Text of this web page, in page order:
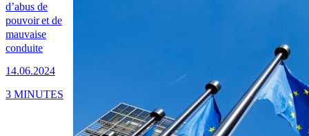
d’abus de
pouvoir et de
mauvaise
conduite
14.06.2024
3 MINUTES